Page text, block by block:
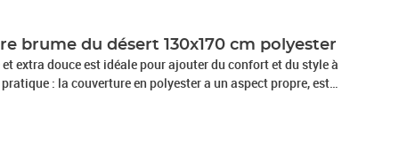
brume du désert 130x170 cm polyester
extra douce est idéale pour ajouter du confort et du style à
: la couverture en polyester a un aspect propre, est
Elle est également lavable, ce qui permet de la
une sieste confortable au bureau. Lors des soirées